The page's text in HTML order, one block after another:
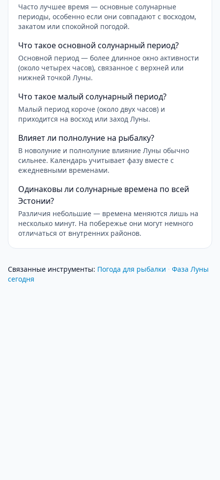
Часто лучшее время — основные солунарные
периоды, особенно если они совпадают с восходом,
закатом или спокойной погодой.
Что такое основной солунарный период?
Основной период — более длинное окно активности
(около четырех часов), связанное с верхней или
нижней точкой Луны.
Что такое малый солунарный период?
Малый период короче (около двух часов) и
приходится на восход или заход Луны.
Влияет ли полнолуние на рыбалку?
В новолуние и полнолуние влияние Луны обычно
сильнее. Календарь учитывает фазу вместе с
ежедневными временами.
Одинаковы ли солунарные времена по всей
Эстонии?
Различия небольшие — времена меняются лишь на
несколько минут. На побережье они могут немного
отличаться от внутренних районов.
Связанные инструменты: Погода для рыбалки · Фаза Луны
сегодня